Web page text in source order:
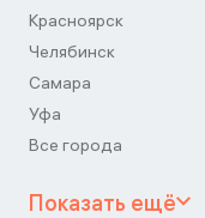
Красноярск
Челябинск
Самара
Уфа
Все города
Показать ещё